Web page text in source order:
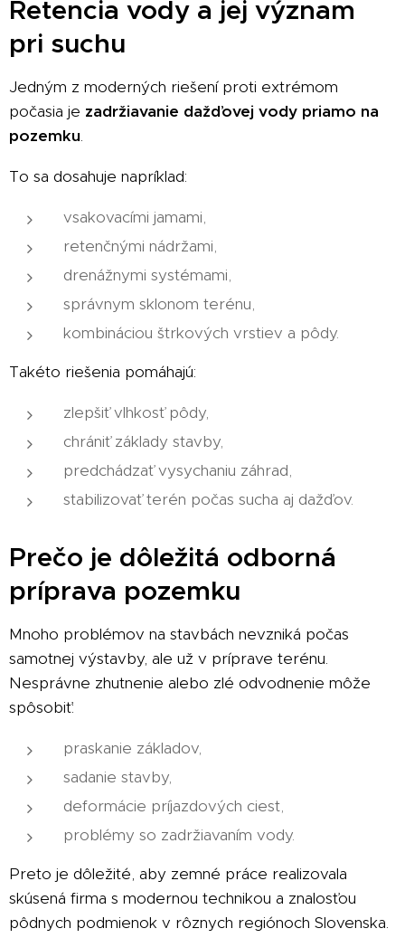
Retencia vody a jej význam
pri suchu
Jedným z moderných riešení proti extrémom
počasia je zadržiavanie dažďovej vody priamo na
pozemku.
To sa dosahuje napríklad:
vsakovacími jamami,
retenčnými nádržami,
drenážnymi systémami,
správnym sklonom terénu,
kombináciou štrkových vrstiev a pôdy.
Takéto riešenia pomáhajú:
zlepšiť vlhkosť pôdy,
chrániť základy stavby,
predchádzať vysychaniu záhrad,
stabilizovať terén počas sucha aj dažďov.
Prečo je dôležitá odborná
príprava pozemku
Mnoho problémov na stavbách nevzniká počas
samotnej výstavby, ale už v príprave terénu.
Nesprávne zhutnenie alebo zlé odvodnenie môže
spôsobiť:
praskanie základov,
sadanie stavby,
deformácie príjazdových ciest,
problémy so zadržiavaním vody.
Preto je dôležité, aby zemné práce realizovala
skúsená firma s modernou technikou a znalosťou
pôdnych podmienok v rôznych regiónoch Slovenska.